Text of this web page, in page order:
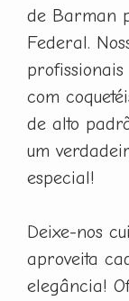
de Barman
Federal.
com
de alto
um
especial!
Deixe-nos
aproveita
elegância!